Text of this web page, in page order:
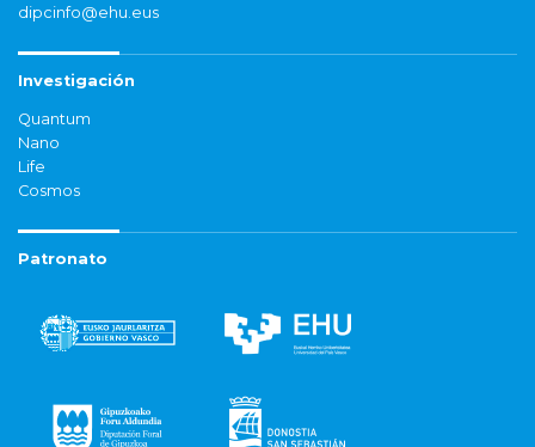
dipcinfo@ehu.eus
Investigación
Quantum
Nano
Life
Cosmos
Patronato